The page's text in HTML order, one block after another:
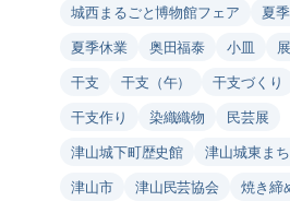
城西まるごと博物館フェア
夏
夏季休業
奥田福泰 小皿
干支
干支（午）
干支づくり
干支作り
染織織物
民芸展
津山城下町歴史館
津山城東ま
津山市
津山民芸協会
焼き締